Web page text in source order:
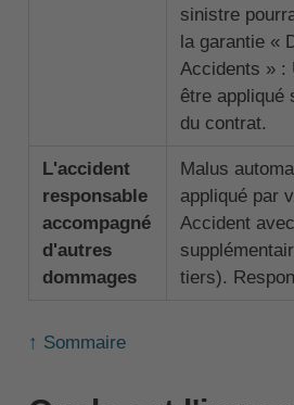
sinistre
la garantie «
Accidents » :
être appliqué
du contrat.
L'accident
responsable
accompagné
d'autres
dommages
Malus
appliqué par
Accident
tiers).
↑ Sommaire